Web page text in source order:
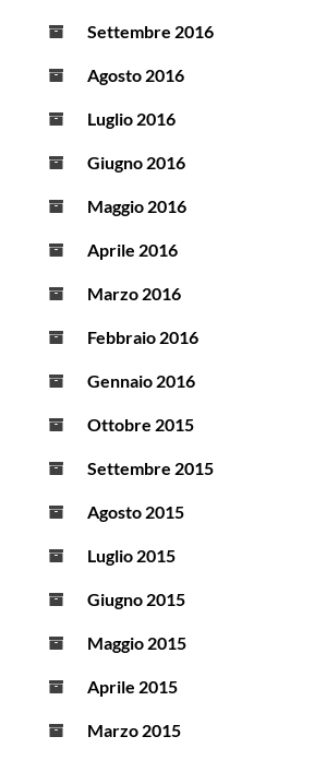
Settembre 2016
Agosto 2016
Luglio 2016
Giugno 2016
Maggio 2016
Aprile 2016
Marzo 2016
Febbraio 2016
Gennaio 2016
Ottobre 2015
Settembre 2015
Agosto 2015
Luglio 2015
Giugno 2015
Maggio 2015
Aprile 2015
Marzo 2015